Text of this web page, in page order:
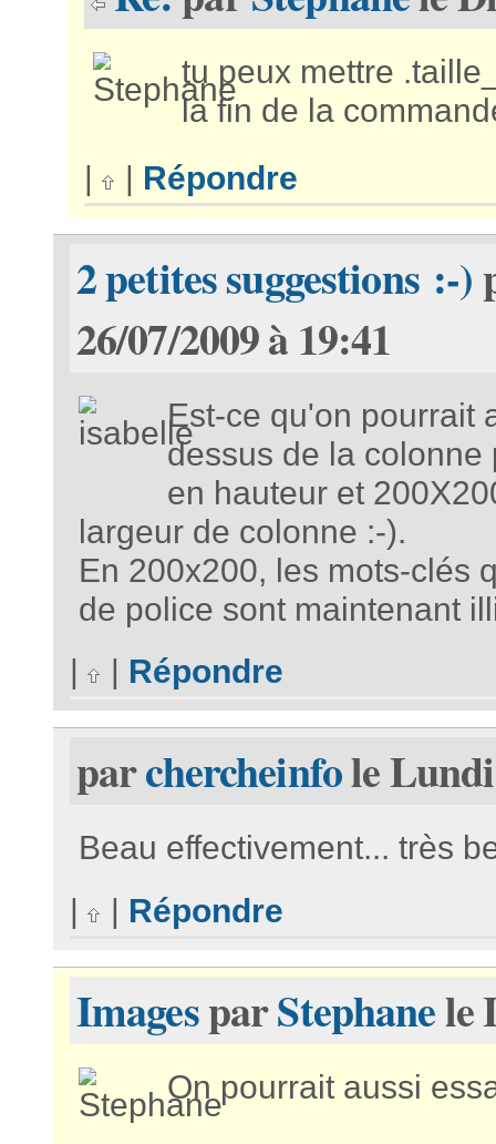
tu peux mettre
la fin de la
|
| Répondre
2 petites suggestions :-)
26/07/2009 à 19:41
Est-ce qu'on pourrait
dessus de la
en hauteur et
largeur de colonne :-).
En 200x200, les mots-clés
de police sont maintenant
Répondre
parchercheinfole
Beau effectivement... très
|
| Répondre
ImagesparStephanele
On pourrait aussi